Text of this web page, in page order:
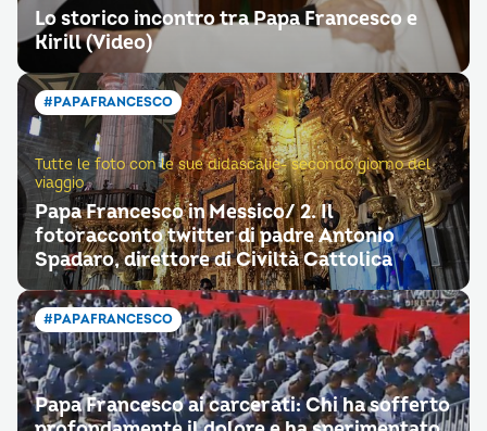
Lo storico incontro tra Papa Francesco e
Kirill (Video)
#PAPAFRANCESCO
Tutte le foto con le sue didascalie- secondo giorno del
viaggio
Papa Francesco in Messico/ 2. Il
fotoracconto twitter di padre Antonio
Spadaro, direttore di Civiltà Cattolica
#PAPAFRANCESCO
Papa Francesco ai carcerati: Chi ha sofferto